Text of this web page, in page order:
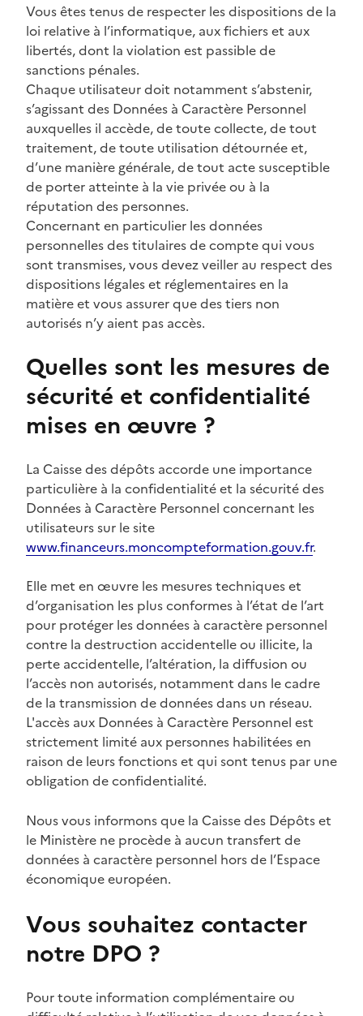
Vous êtes tenus de respecter les dispositions de la
loi relative à l’informatique, aux fichiers et aux
libertés, dont la violation est passible de
sanctions pénales.
Chaque utilisateur doit notamment s’abstenir,
s’agissant des Données à Caractère Personnel
auxquelles il accède, de toute collecte, de tout
traitement, de toute utilisation détournée et,
d’une manière générale, de tout acte susceptible
de porter atteinte à la vie privée ou à la
réputation des personnes.
Concernant en particulier les données
personnelles des titulaires de compte qui vous
sont transmises, vous devez veiller au respect des
dispositions légales et réglementaires en la
matière et vous assurer que des tiers non
autorisés n’y aient pas accès.
Quelles sont les mesures de
sécurité et confidentialité
mises en œuvre ?
La Caisse des dépôts accorde une importance
particulière à la confidentialité et la sécurité des
Données à Caractère Personnel concernant les
utilisateurs sur le site
www.financeurs.moncompteformation.gouv.fr.
Elle met en œuvre les mesures techniques et
d’organisation les plus conformes à l’état de l’art
pour protéger les données à caractère personnel
contre la destruction accidentelle ou illicite, la
perte accidentelle, l’altération, la diffusion ou
l’accès non autorisés, notamment dans le cadre
de la transmission de données dans un réseau.
L'accès aux Données à Caractère Personnel est
strictement limité aux personnes habilitées en
raison de leurs fonctions et qui sont tenus par une
obligation de confidentialité.
Nous vous informons que la Caisse des Dépôts et
le Ministère ne procède à aucun transfert de
données à caractère personnel hors de l’Espace
économique européen.
Vous souhaitez contacter
notre DPO ?
Pour toute information complémentaire ou